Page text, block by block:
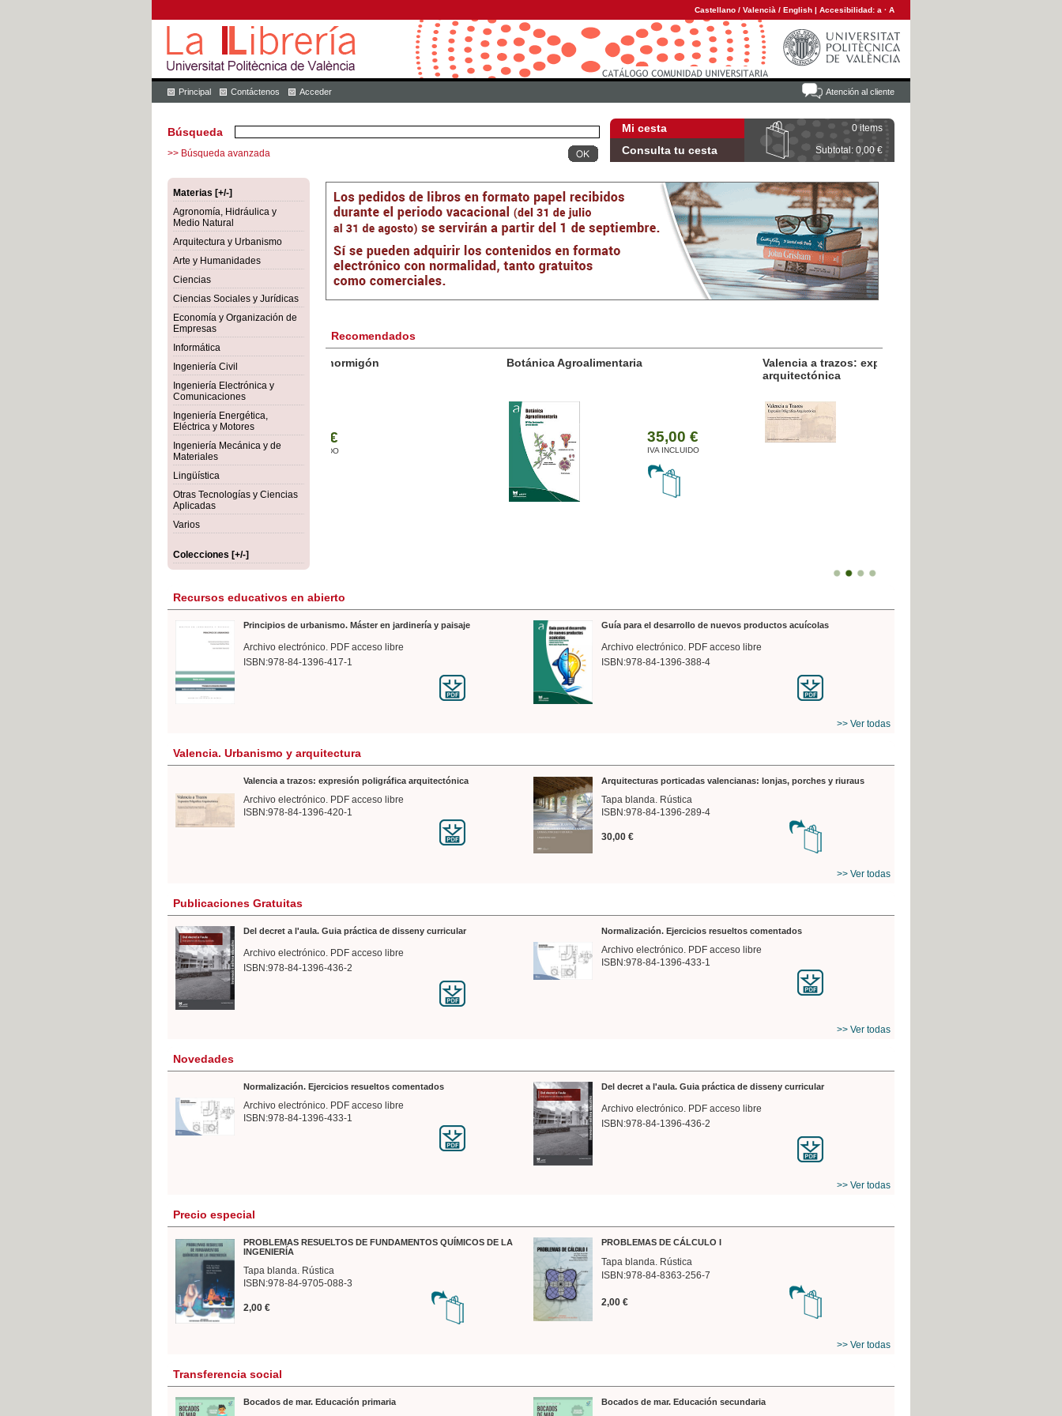
Castellano / Valencià / English | Accesibilidad: a · A
Atención al cliente
Principal Contáctenos Acceder
Mi cesta 0 items
Consulta tu cesta Subtotal: 0,00 €
Búsqueda
>> Búsqueda avanzada
Materias [+/-]
Agronomía, Hidráulica y
Medio Natural
Arquitectura y Urbanismo
Arte y Humanidades
Ciencias
Ciencias Sociales y Jurídicas
Economía y Organización de
Empresas
Informática
Ingeniería Civil
Ingeniería Electrónica y
Comunicaciones
Ingeniería Energética,
Eléctrica y Motores
Ingeniería Mecánica y de
Materiales
Lingüística
Otras Tecnologías y Ciencias
Aplicadas
Varios
Colecciones [+/-]
Recomendados
Botánica Agroalimentaria
35,00 €
IVA INCLUIDO
Valencia a trazos: expresión poligráfica
Recursos educativos en abierto
Principios de urbanismo. Máster en jardinería y paisaje
Archivo electrónico. PDF acceso libre
ISBN:978-84-1396-417-1
Guía para el desarrollo de nuevos productos acuícolas
Archivo electrónico. PDF acceso libre
ISBN:978-84-1396-388-4
>> Ver todas
Valencia. Urbanismo y arquitectura
Valencia a trazos: expresión poligráfica arquitectónica
Archivo electrónico. PDF acceso libre
ISBN:978-84-1396-420-1
Arquitecturas porticadas valencianas: lonjas, porches y riuraus
Tapa blanda. Rústica
ISBN:978-84-1396-289-4
30,00 €
>> Ver todas
Publicaciones Gratuitas
Del decret a l'aula. Guia práctica de disseny curricular
Archivo electrónico. PDF acceso libre
ISBN:978-84-1396-436-2
Normalización. Ejercicios resueltos comentados
Archivo electrónico. PDF acceso libre
ISBN:978-84-1396-433-1
>> Ver todas
Novedades
Normalización. Ejercicios resueltos comentados
Archivo electrónico. PDF acceso libre
ISBN:978-84-1396-433-1
Del decret a l'aula. Guia práctica de disseny curricular
Archivo electrónico. PDF acceso libre
ISBN:978-84-1396-436-2
>> Ver todas
Precio especial
PROBLEMAS RESUELTOS DE FUNDAMENTOS QUÍMICOS DE LA
INGENIERÍA
Tapa blanda. Rústica
ISBN:978-84-9705-088-3
2,00 €
PROBLEMAS DE CÁLCULO I
Tapa blanda. Rústica
ISBN:978-84-8363-256-7
2,00 €
>> Ver todas
Transferencia social
Bocados de mar. Educación primaria Bocados de mar. Educación secundaria